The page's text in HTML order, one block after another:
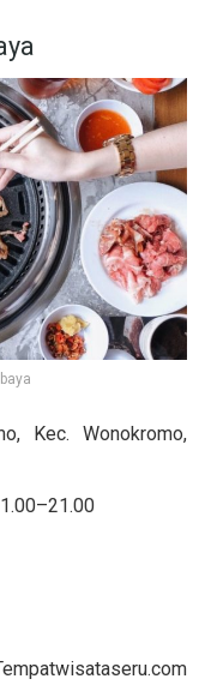
Kec. Wonokromo,